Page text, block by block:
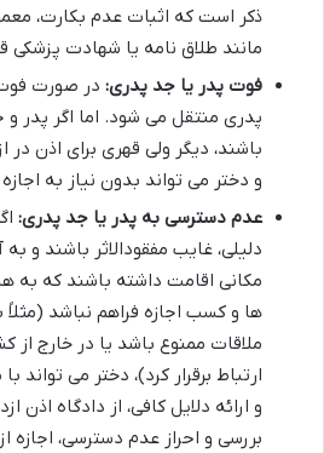
ذکر است که اثبات عدم بکارت،
مانند طلاق نامه یا شهادت پزشکی
فوت پدر یا جد پدری: در صورت
پدری منتقل می شود. اما اگر پدر
باشند، دیگر ولی قهری برای اذن
و دختر می تواند بدون نیاز به
عدم دسترسی به پدر یا جد پدری:
دلیلی، غایب مفقودالاثر باشند و
مکانی اقامت داشته باشند که به
ها و کسب اجازه فراهم نباشد (مثلاً
ملاقات ممنوع باشد یا در خارج از
ارتباط برقرار کرد)، دختر می تواند
و ارائه دلایل کافی، از دادگاه اذن
بررسی و احراز عدم دسترسی، اجازه